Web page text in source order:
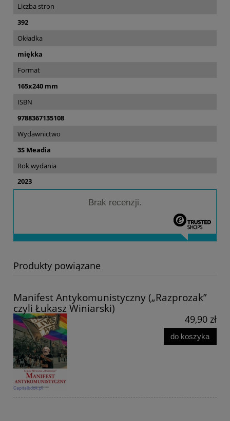
Liczba stron
392
Okładka
miękka
Format
165x240 mm
ISBN
9788367135108
Wydawnictwo
3S Meadia
Rok wydania
2023
Brak recenzji.
Produkty powiązane
Manifest Antykomunistyczny („Razprozak”
czyli Łukasz Winiarski)
49,90 zł
do koszyka